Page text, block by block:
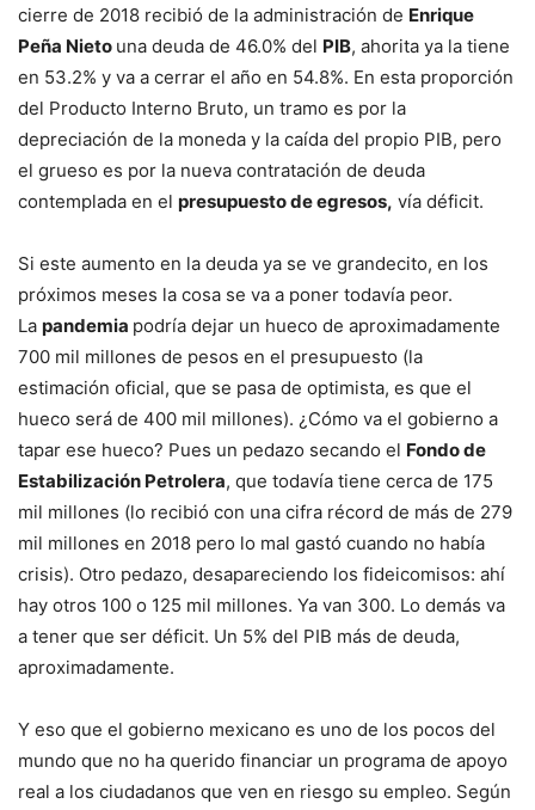
cierre de 2018 recibió de la administración de Enrique
Peña Nieto una deuda de 46.0% del PIB, ahorita ya la tiene
en 53.2% y va a cerrar el año en 54.8%. En esta proporción
del Producto Interno Bruto, un tramo es por la
depreciación de la moneda y la caída del propio PIB, pero
el grueso es por la nueva contratación de deuda
contemplada en el presupuesto de egresos, vía déficit.
Si este aumento en la deuda ya se ve grandecito, en los
próximos meses la cosa se va a poner todavía peor.
La pandemia podría dejar un hueco de aproximadamente
700 mil millones de pesos en el presupuesto (la
estimación oficial, que se pasa de optimista, es que el
hueco será de 400 mil millones). ¿Cómo va el gobierno a
tapar ese hueco? Pues un pedazo secando el Fondo de
Estabilización Petrolera, que todavía tiene cerca de 175
mil millones (lo recibió con una cifra récord de más de 279
mil millones en 2018 pero lo mal gastó cuando no había
crisis). Otro pedazo, desapareciendo los fideicomisos: ahí
hay otros 100 o 125 mil millones. Ya van 300. Lo demás va
a tener que ser déficit. Un 5% del PIB más de deuda,
aproximadamente.
Y eso que el gobierno mexicano es uno de los pocos del
mundo que no ha querido financiar un programa de apoyo
real a los ciudadanos que ven en riesgo su empleo. Según